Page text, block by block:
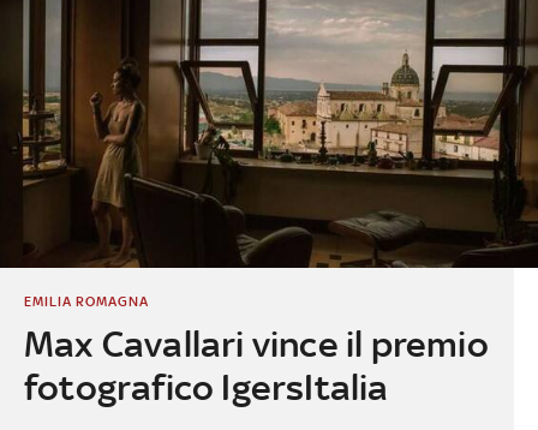
Max Cavallari vince il premio
fotografico IgersItalia
EMILIA ROMAGNA